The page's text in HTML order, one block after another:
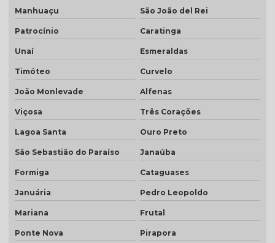
Telha plan natural
Telha plan preço
Telha plan resinada
Telha porcelanato
Telha porcelanato branca
Telha porcelanato preço
Telha portuguesa por metro quadrado
Telha portuguesa natural
Telha portuguesa resinada
Manhuaçu São João del Rei
Patrocínio Caratinga
Unaí Esmeraldas
Timóteo Curvelo
João Monlevade Alfenas
Viçosa Três Corações
Lagoa Santa Ouro Preto
São Sebastião do Paraíso Janaúba
Formiga Cataguases
Januária Pedro Leopoldo
Mariana Frutal
Ponte Nova Pirapora